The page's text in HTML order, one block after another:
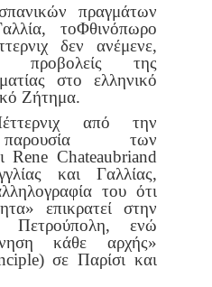
πραγμάτων
τοΦθινόπωρο
δεν ανέμενε,
προβολείς της
στο ελληνικό
Ζήτημα.
από την
των
Rene Chateaubriand
και Γαλλίας,
του ότι
επικρατεί στην
Πετρούπολη, ενώ
κάθεαρχής»
σε Παρίσι και